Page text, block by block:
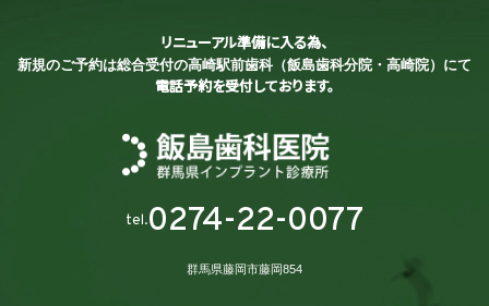
リニューアル準備に入る為、
新規のご予約は総合受付の高崎駅前歯科（飯島歯科分院・高崎院）にて
電話予約を受付しております。
tel.0274-22-0077
群馬県藤岡市藤岡854